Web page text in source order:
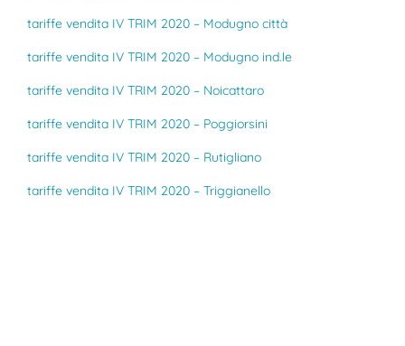
tariffe vendita IV TRIM 2020 – Modugno città
tariffe vendita IV TRIM 2020 – Modugno ind.le
tariffe vendita IV TRIM 2020 – Noicattaro
tariffe vendita IV TRIM 2020 – Poggiorsini
tariffe vendita IV TRIM 2020 – Rutigliano
tariffe vendita IV TRIM 2020 – Triggianello